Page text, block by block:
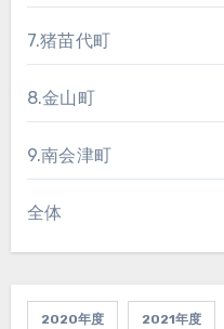
7.猪苗代町
8.金山町
9.南会津町
全体
2020年度 2021年度